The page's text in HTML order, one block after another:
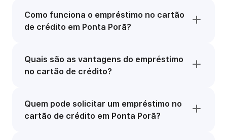
Como funciona o empréstimo no cartão
de crédito em Ponta Porã?
Quais são as vantagens do empréstimo
no cartão de crédito?
Quem pode solicitar um empréstimo no
cartão de crédito em Ponta Porã?